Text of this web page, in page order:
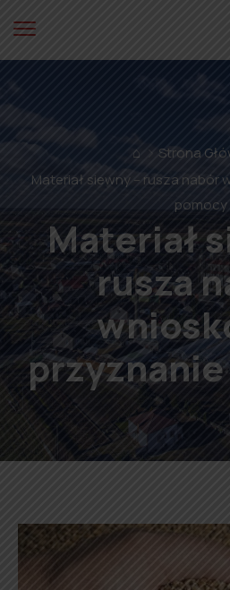
⌂
Strona
Materiał siewny – rusza nabór
pomocy
Materiał
rusza